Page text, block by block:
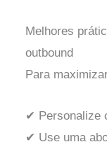
Melhores
outbound
Para
✔ Personalize
✔ Use uma